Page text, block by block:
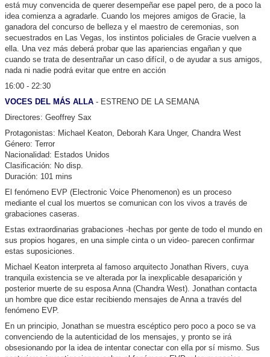
está muy convencida de querer desempeñar ese papel pero, de a poco la
idea comienza a agradarle. Cuando los mejores amigos de Gracie, la
ganadora del concurso de belleza y el maestro de ceremonias, son
secuestrados en Las Vegas, los instintos policiales de Gracie vuelven a
ella. Una vez más deberá probar que las apariencias engañan y que
cuando se trata de desentrañar un caso difícil, o de ayudar a sus amigos,
nada ni nadie podrá evitar que entre en acción
16:00 - 22:30
VOCES DEL MÁS ALLA - ESTRENO DE LA SEMANA
Directores: Geoffrey Sax
Protagonistas: Michael Keaton, Deborah Kara Unger, Chandra West
Género: Terror
Nacionalidad: Estados Unidos
Clasificación: No disp.
Duración: 101 mins
El fenómeno EVP (Electronic Voice Phenomenon) es un proceso
mediante el cual los muertos se comunican con los vivos a través de
grabaciones caseras.
Estas extraordinarias grabaciones -hechas por gente de todo el mundo en
sus propios hogares, en una simple cinta o un video- parecen confirmar
estas suposiciones.
Michael Keaton interpreta al famoso arquitecto Jonathan Rivers, cuya
tranquila existencia se ve alterada por la inexplicable desaparición y
posterior muerte de su esposa Anna (Chandra West). Jonathan contacta
un hombre que dice estar recibiendo mensajes de Anna a través del
fenómeno EVP.
En un principio, Jonathan se muestra escéptico pero poco a poco se va
convenciendo de la autenticidad de los mensajes, y pronto se irá
obsesionando por la idea de intentar conectar con ella por sí mismo. Sus